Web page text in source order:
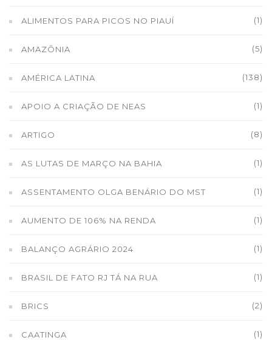
ALIMENTOS PARA PICOS NO PIAUÍ (1)
AMAZÔNIA (5)
AMÉRICA LATINA (138)
APOIO A CRIAÇÃO DE NEAS (1)
ARTIGO (8)
AS LUTAS DE MARÇO NA BAHIA (1)
ASSENTAMENTO OLGA BENÁRIO DO MST (1)
AUMENTO DE 106% NA RENDA (1)
BALANÇO AGRÁRIO 2024 (1)
BRASIL DE FATO RJ TÁ NA RUA (1)
BRICS (2)
CAATINGA (1)